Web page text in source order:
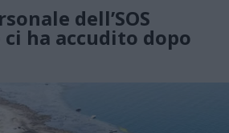
dell’SOS
ci ha accudito dopo